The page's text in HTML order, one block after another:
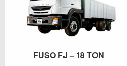
FUSO FJ – 18 TON